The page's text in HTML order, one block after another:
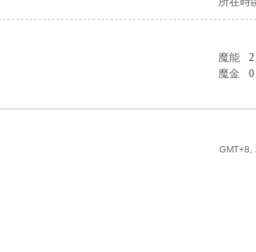
魔能
2
魔金 0
GMT+8,